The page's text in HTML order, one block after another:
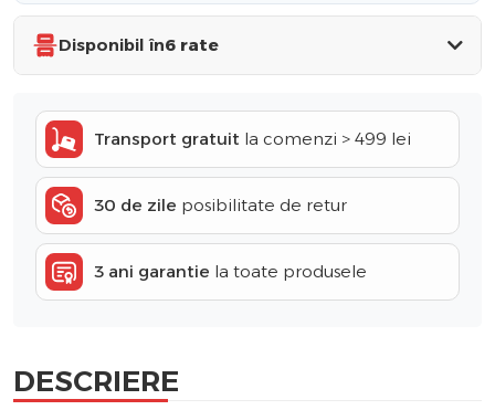
Disponibil în6 rate
Transport gratuit la comenzi > 499 lei
30 de zile posibilitate de retur
3 ani garantie la toate produsele
DESCRIERE